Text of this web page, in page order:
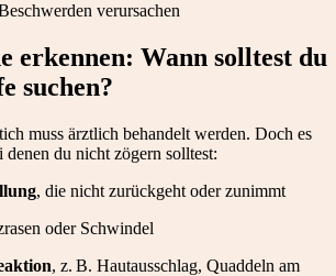
verursachen
erkennen: Wann solltest du
suchen?
muss ärztlich behandelt werden. Doch es
denen du nicht zögern solltest:
, die nicht zurückgeht oder zunimmt
oder Schwindel
, z. B. Hautausschlag, Quaddeln am